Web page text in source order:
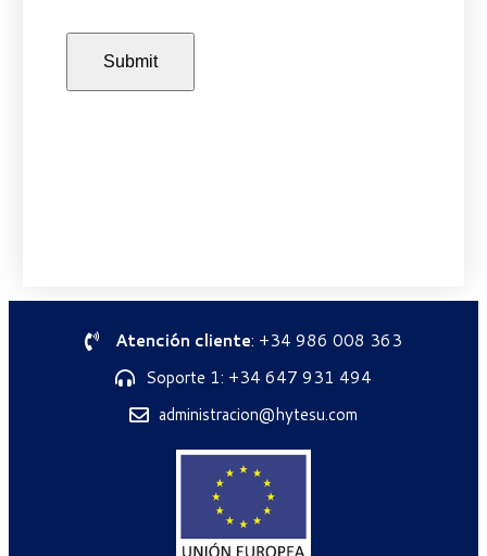
Atención cliente: +34 986 008 363
Soporte 1: +34 647 931 494
administracion@hytesu.com